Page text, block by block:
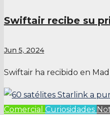
Swiftair recibe su
Jun 5, 2024
Swiftair ha recibido en
Comercial Curiosidades